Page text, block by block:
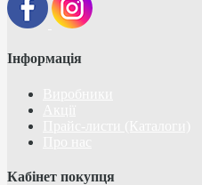
Інформація
Кабінет покупця